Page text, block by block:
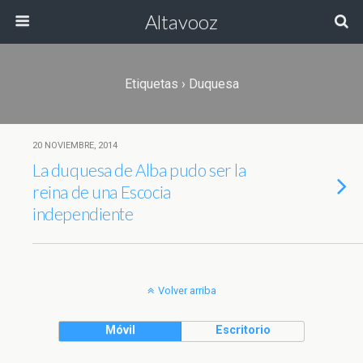
Altavooz
Etiquetas › Duquesa
20 NOVIEMBRE, 2014
La duquesa de Alba pudo ser la
reina de una Escocia
independiente
Volver arriba
Móvil Escritorio